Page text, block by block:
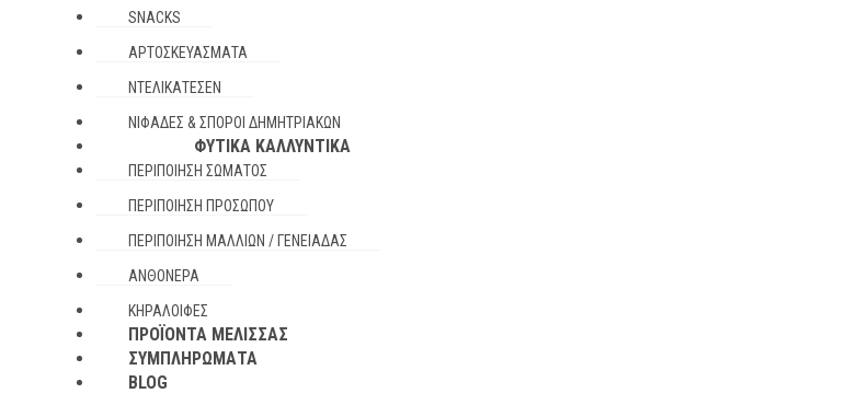
SNACKS
ΑΡΤΟΣΚΕΥΆΣΜΑΤΑ
ΝΤΕΛΙΚΑΤΈΣΕΝ
ΝΙΦΆΔΕΣ & ΣΠΌΡΟΙ ΔΗΜΗΤΡΙΑΚΏΝ
ΦΥΤΙΚΆ ΚΑΛΛΥΝΤΙΚΆ
ΠΕΡΙΠΟΊΗΣΗ ΣΏΜΑΤΟΣ
ΠΕΡΙΠΟΊΗΣΗ ΠΡΟΣΏΠΟΥ
ΠΕΡΙΠΟΊΗΣΗ ΜΑΛΛΙΏΝ / ΓΕΝΕΙΆΔΑΣ
ΑΝΘΌΝΕΡΑ
ΚΗΡΑΛΟΙΦΈΣ
ΠΡΟΪΌΝΤΑ ΜΈΛΙΣΣΑΣ
ΣΥΜΠΛΗΡΏΜΑΤΑ
BLOG